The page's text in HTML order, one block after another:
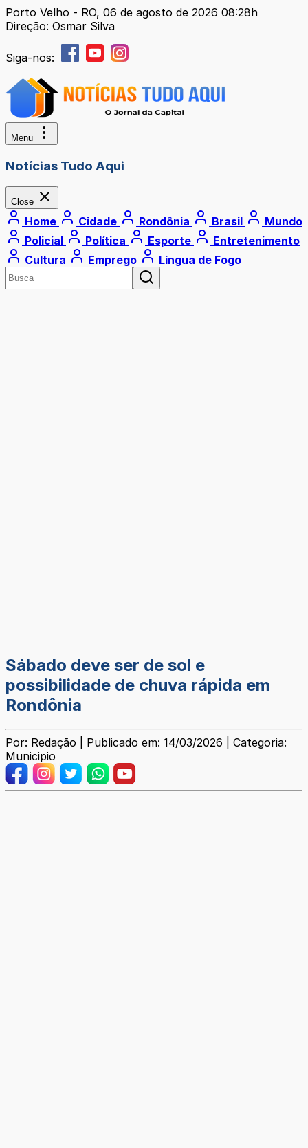
Porto Velho - RO, 06 de agosto de 2026 08:28h
Direção: Osmar Silva
Siga-nos:
Menu
Notícias Tudo Aqui
Close
Home Cidade Rondônia Brasil
Mundo
Policial
Política Esporte
Entretenimento
Cultura
Emprego Língua de Fogo
Sábado deve ser de sol e
possibilidade de chuva rápida em
Rondônia
Por: Redação | Publicado em: 14/03/2026 | Categoria:
Municipio